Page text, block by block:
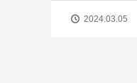
2024.03.05